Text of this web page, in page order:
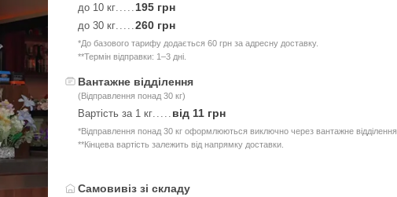
до 10 кг..... 195 грн
до 30 кг.....260 грн
*До базового тарифу додається 60 грн за адресну доставку.
**Термін відправки: 1–3 дні.
Вантажне відділення
(Відправлення понад 30 кг)
Вартість за 1 кг..... від 11 грн
*Відправлення понад 30 кг оформлюються виключно через вантажне відділення.
**Кінцева вартість залежить від напрямку доставки.
Самовивіз зі складу